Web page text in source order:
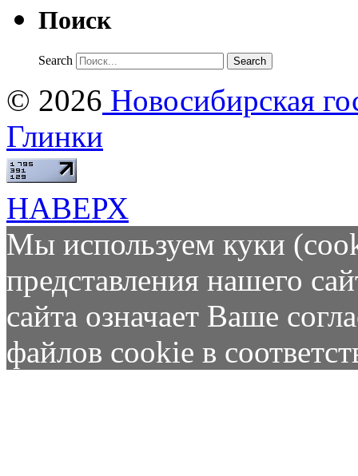
Поиск
Search
© 2026 Новосибирская
Глинки
НАВЕРХ
Мы используем куки
представления нашего
сайта означает Ваше
файлов cookie в